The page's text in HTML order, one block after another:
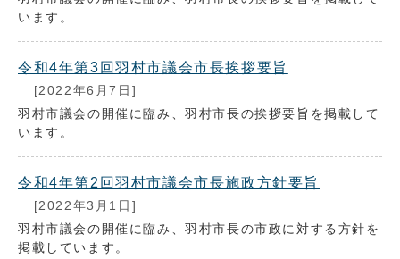
います。
令和4年第3回羽村市議会市長挨拶要旨
[2022年6月7日]
羽村市議会の開催に臨み、羽村市長の挨拶要旨を掲載して
います。
令和4年第2回羽村市議会市長施政方針要旨
[2022年3月1日]
羽村市議会の開催に臨み、羽村市長の市政に対する方針を
掲載しています。